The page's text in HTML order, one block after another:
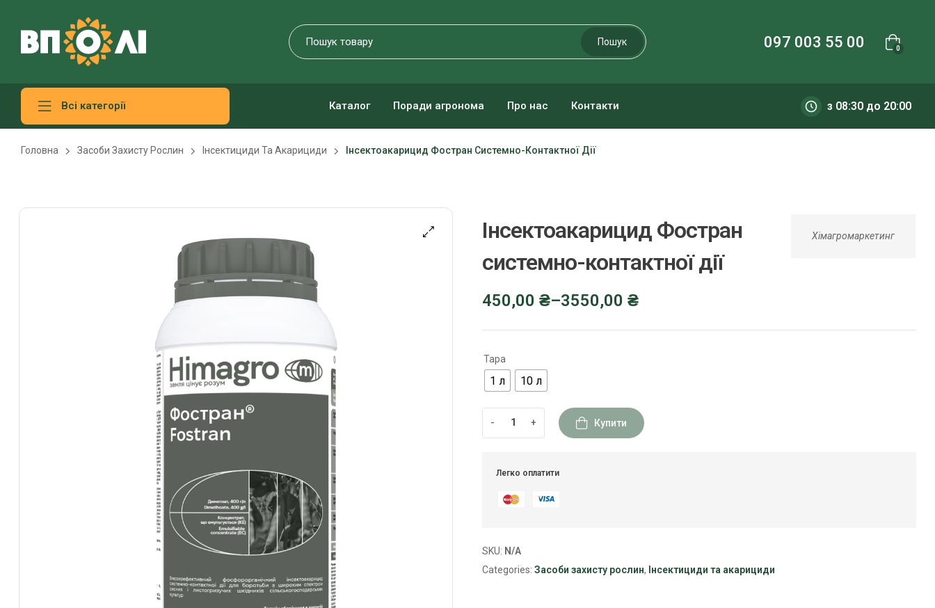
Пошук 097 003 55 00 0
Всі категорії Каталог Поради агронома Про нас Контакти з 08:30 до 20:00
Головна Засоби Захисту Рослин Інсектициди Та Акарициди Інсектоакарицид Фостран Системно-Контактної Дії
Хімагромаркетинг
Інсектоакарицид Фостран
системно-контактної дії
450,00 ₴–3550,00 ₴
Тара
1 л 10 л
- + Купити
Легко оплатити
SKU: N/A
Categories: Засоби захисту рослин, Інсектициди та акарициди